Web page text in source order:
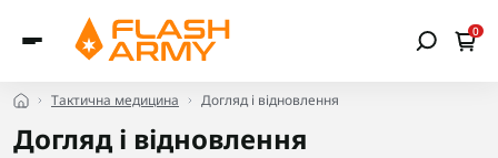
0
Тактична медицина Догляд і відновлення
Догляд і відновлення